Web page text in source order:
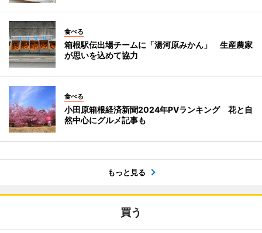
食べる
箱根駅伝出場チームに「湯河原みかん」 生産農家
が思いを込めて協力
食べる
小田原箱根経済新聞2024年PVランキング 花と自
然中心にグルメ記事も
もっと見る
買う